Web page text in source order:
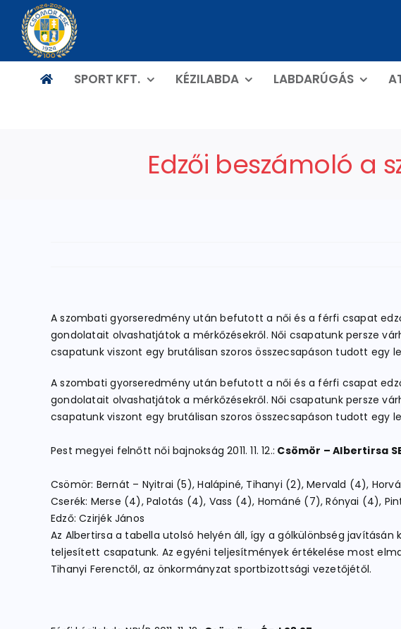
Kihagyás
SPORT KFT. KÉZILABDA LABDARÚGÁS
Edzői beszámoló a
A szombati gyorseredmény után befutott a női és a férfi csapat
gondolatait olvashatjátok a mérkőzésekről. Női csapatunk persze
csapatunk viszont egy brutálisan szoros összecsapáson tudott
A szombati gyorseredmény után befutott a női és a férfi csapat
gondolatait olvashatjátok a mérkőzésekről. Női csapatunk persze
csapatunk viszont egy brutálisan szoros összecsapáson tudott
Pest megyei felnőtt női bajnokság 2011. 11. 12.: Csömör – Albertirsa
Csömör: Bernát – Nyitrai (5), Halápiné, Tihanyi (2), Mervald (4),
Cserék: Merse (4), Palotás (4), Vass (4), Hománé (7), Rónyai (4),
Edző: Czirjék János
Az Albertirsa a tabella utolsó helyén áll, így a gólkülönbség
teljesített csapatunk. Az egyéni teljesítmények értékelése most
Tihanyi Ferenctől, az önkormányzat sportbizottsági vezetőjétől.